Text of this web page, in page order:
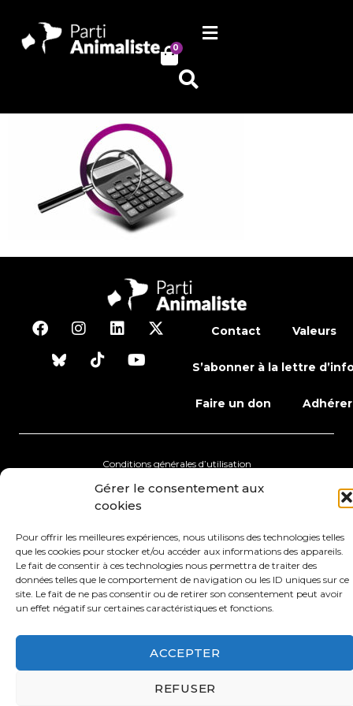
Gérer le consentement aux
cookies
Pour offrir les meilleures expériences, nous utilisons des technologies telles
que les cookies pour stocker et/ou accéder aux informations des appareils.
Le fait de consentir à ces technologies nous permettra de traiter des
données telles que le comportement de navigation ou les ID uniques sur ce
site. Le fait de ne pas consentir ou de retirer son consentement peut avoir
un effet négatif sur certaines caractéristiques et fonctions.
ACCEPTER
REFUSER
0
Contact Valeurs
S’abonner à la lettre
Faire un don Adhérer
Conditions générales d’utilisation
Protection des données